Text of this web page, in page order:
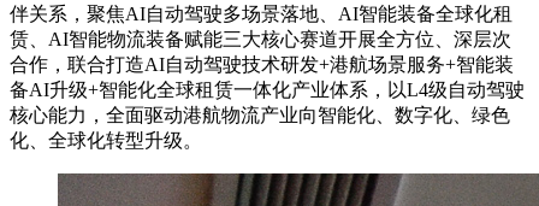
伴关系，聚焦AI自动驾驶多场景落地、AI智能装备全球化租
赁、AI智能物流装备赋能三大核心赛道开展全方位、深层次
合作，联合打造AI自动驾驶技术研发+港航场景服务+智能装
备AI升级+智能化全球租赁一体化产业体系，以L4级自动驾驶
核心能力，全面驱动港航物流产业向智能化、数字化、绿色
化、全球化转型升级。